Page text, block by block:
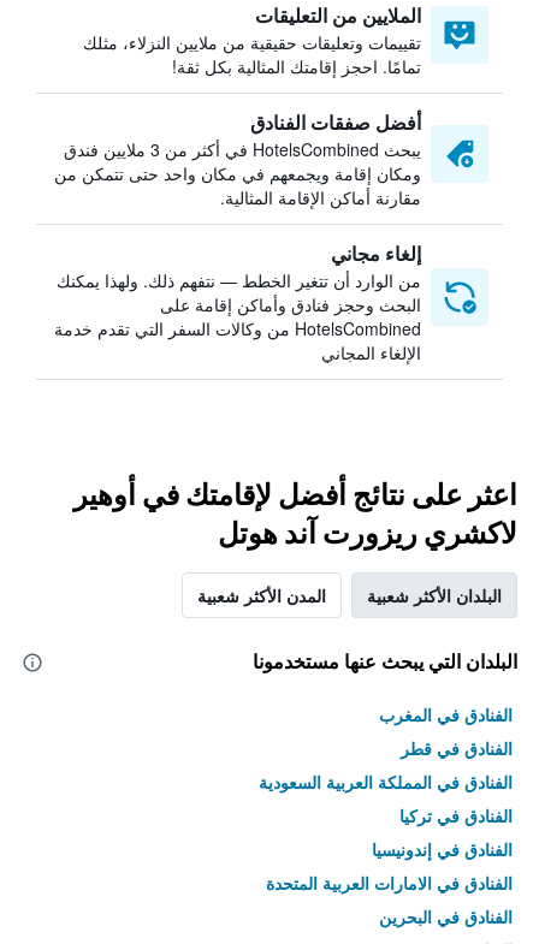
الملايين من التعليقات
تقييمات وتعليقات حقيقية من ملايين النزلاء، مثلك
تمامًا. احجز إقامتك المثالية بكل ثقة!
أفضل صفقات الفنادق
يبحث HotelsCombined في أكثر من 3 ملايين فندق
ومكان إقامة ويجمعهم في مكان واحد حتى تتمكن من
مقارنة أماكن الإقامة المثالية.
إلغاء مجاني
من الوارد أن تتغير الخطط — نتفهم ذلك. ولهذا يمكنك
البحث وحجز فنادق وأماكن إقامة على
HotelsCombined من وكالات السفر التي تقدم خدمة
الإلغاء المجاني
اعثر على نتائج أفضل لإقامتك في أوهير
لاكشري ريزورت آند هوتل
البلدان الأكثر شعبية المدن الأكثر شعبية
البلدان التي يبحث عنها مستخدمونا
الفنادق في المغرب
الفنادق في قطر
الفنادق في المملكة العربية السعودية
الفنادق في تركيا
الفنادق في إندونيسيا
الفنادق في الامارات العربية المتحدة
الفنادق في البحرين